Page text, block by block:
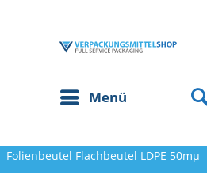
Menü
Folienbeutel Flachbeutel LDPE 50mµ